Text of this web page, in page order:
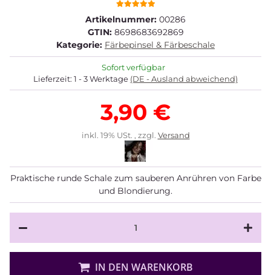
Artikelnummer: 00286
GTIN: 8698683692869
Kategorie: Färbepinsel & Färbeschale
Sofort verfügbar
Lieferzeit: 1 - 3 Werktage (DE - Ausland abweichend)
3,90 €
inkl. 19% USt. , zzgl. Versand
Praktische runde Schale zum sauberen Anrühren von Farbe
und Blondierung.
IN DEN WARENKORB